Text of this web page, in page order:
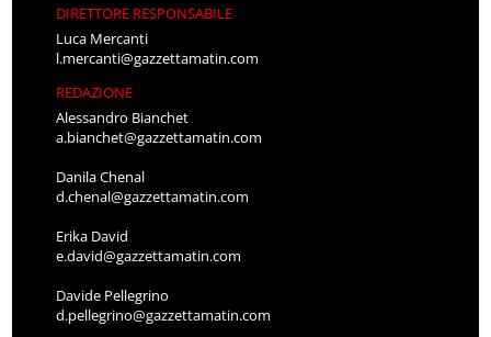
DIRETTORE RESPONSABILE
Luca Mercanti
l.mercanti@gazzettamatin.com
REDAZIONE
Alessandro Bianchet
a.bianchet@gazzettamatin.com
Danila Chenal
d.chenal@gazzettamatin.com
Erika David
e.david@gazzettamatin.com
Davide Pellegrino
d.pellegrino@gazzettamatin.com